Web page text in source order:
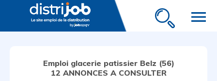
menu
Emploi glacerie patissier Belz (56)
12 ANNONCES A CONSULTER